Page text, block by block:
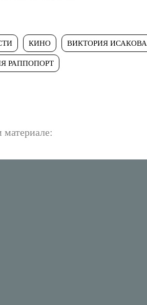
КИНО ВИКТОРИЯ ИСАКОВА
РАППОПОРТ
материале: